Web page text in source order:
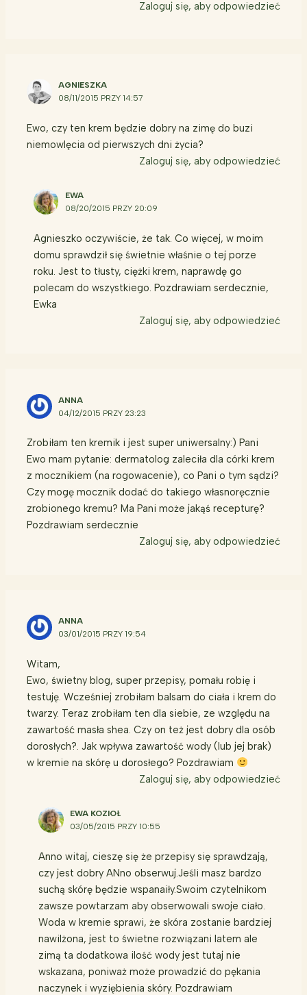
Zaloguj się, aby odpowiedzieć
AGNIESZKA
08/11/2015 PRZY 14:57
Ewo, czy ten krem będzie dobry na zimę do buzi
niemowlęcia od pierwszych dni życia?
Zaloguj się, aby odpowiedzieć
EWA
08/20/2015 PRZY 20:09
Agnieszko oczywiście, że tak. Co więcej, w moim
domu sprawdził się świetnie właśnie o tej porze
roku. Jest to tłusty, ciężki krem, naprawdę go
polecam do wszystkiego. Pozdrawiam serdecznie,
Ewka
Zaloguj się, aby odpowiedzieć
ANNA
04/12/2015 PRZY 23:23
Zrobiłam ten kremik i jest super uniwersalny:) Pani
Ewo mam pytanie: dermatolog zaleciła dla córki krem
z mocznikiem (na rogowacenie), co Pani o tym sądzi?
Czy mogę mocznik dodać do takiego własnoręcznie
zrobionego kremu? Ma Pani może jakąś recepturę?
Pozdrawiam serdecznie
Zaloguj się, aby odpowiedzieć
ANNA
03/01/2015 PRZY 19:54
Witam,
Ewo, świetny blog, super przepisy, pomału robię i
testuję. Wcześniej zrobiłam balsam do ciała i krem do
twarzy. Teraz zrobiłam ten dla siebie, ze względu na
zawartość masła shea. Czy on też jest dobry dla osób
dorosłych?. Jak wpływa zawartość wody (lub jej brak)
w kremie na skórę u dorosłego? Pozdrawiam
Zaloguj się, aby odpowiedzieć
EWA KOZIOŁ
03/05/2015 PRZY 10:55
Anno witaj, cieszę się że przepisy się sprawdzają,
czy jest dobry ANno obserwuj.Jeśli masz bardzo
suchą skórę będzie wspanaiły.Swoim czytelnikom
zawsze powtarzam aby obserwowali swoje ciało.
Woda w kremie sprawi, że skóra zostanie bardziej
nawilżona, jest to świetne rozwiązani latem ale
zimą ta dodatkowa ilość wody jest tutaj nie
wskazana, poniważ może prowadzić do pękania
naczynek i wyziębienia skóry. Pozdrawiam